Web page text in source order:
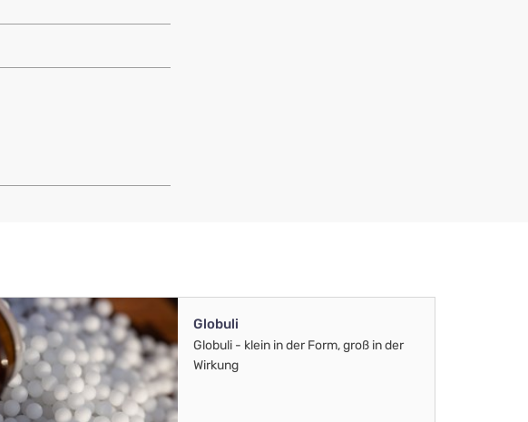
Globuli
Globuli - klein in der Form, groß in der
Wirkung